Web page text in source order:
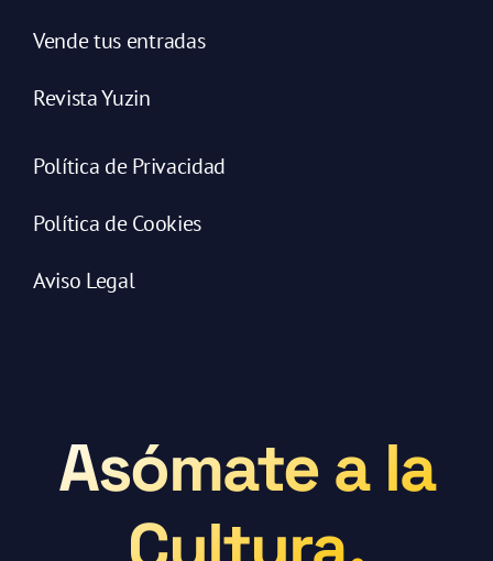
Vende tus entradas
Revista Yuzin
Política de Privacidad
Política de Cookies
Aviso Legal
Asómate a la